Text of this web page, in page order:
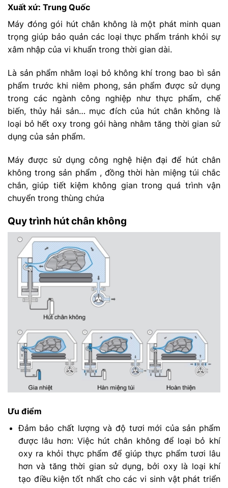
Xuất xứ: Trung Quốc
Máy đóng gói hút chân không là một phát minh quan
trọng giúp bảo quản các loại thực phẩm tránh khỏi sự
xâm nhập của vi khuẩn trong thời gian dài.
Là sản phẩm nhằm loại bỏ không khí trong bao bì sản
phẩm trước khi niêm phong, sản phẩm được sử dụng
trong các ngành công nghiệp như thực phẩm, chế
biến, thủy hải sản… mục đích của hút chân không là
loại bỏ hết oxy trong gói hàng nhằm tăng thời gian sử
dụng của sản phẩm.
Máy được sử dụng công nghệ hiện đại để hút chân
không trong sản phẩm , đồng thời hàn miệng túi chắc
chắn, giúp tiết kiệm không gian trong quá trình vận
chuyển trong thùng chứa
Quy trình hút chân không
Ưu điểm
Đảm bảo chất lượng và độ tươi mới của sản phẩm
được lâu hơn: Việc hút chân không để loại bỏ khí
oxy ra khỏi thực phẩm để giúp thực phẩm tươi lâu
hơn và tăng thời gian sử dụng, bởi oxy là loại khí
tạo điều kiện tốt nhất cho các vi sinh vật phát triển